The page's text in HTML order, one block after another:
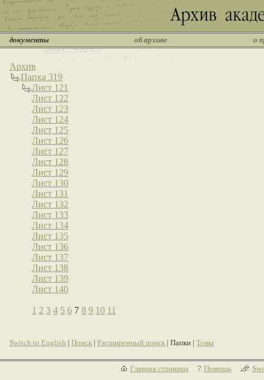
документы об архиве о
Архив
Папка 319
Лист 121
Лист 122
Лист 123
Лист 124
Лист 125
Лист 126
Лист 127
Лист 128
Лист 129
Лист 130
Лист 131
Лист 132
Лист 133
Лист 134
Лист 135
Лист 136
Лист 137
Лист 138
Лист 139
Лист 140
1 2 3 4 5 6 7 8 9 10 11
Switch to English | Поиск | Расширенный поиск | Папки | Темы
Главная страница Помощь